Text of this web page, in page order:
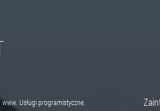
Usługi programistyczne.